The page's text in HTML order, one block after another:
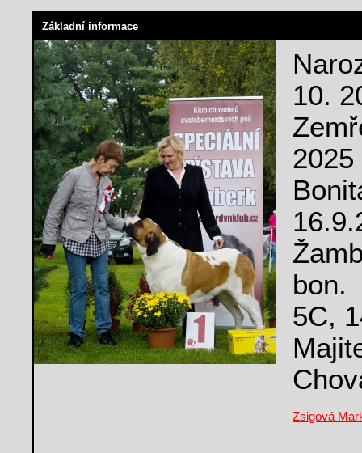
Základní informace
10.
2025
5C,
Zsigová